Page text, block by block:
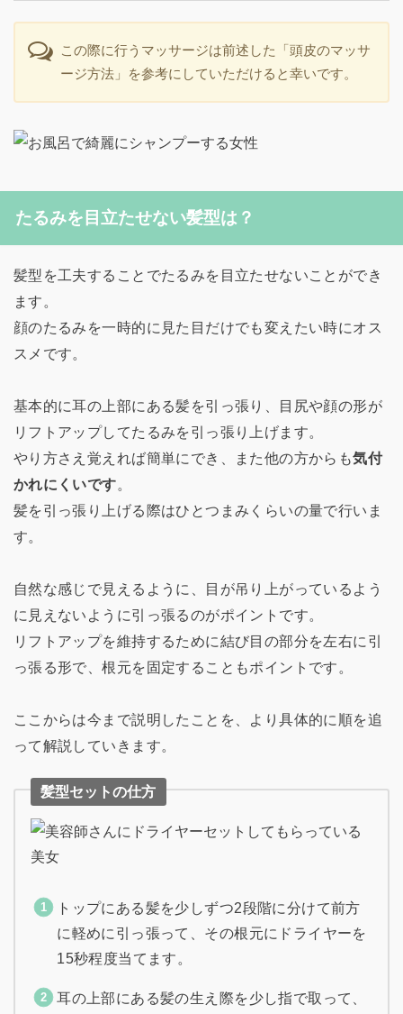
この際に行うマッサージは前述した「頭皮のマッサ
ージ方法」を参考にしていただけると幸いです。
たるみを目立たせない髪型は？
髪型を工夫することでたるみを目立たせないことができ
ます。
顔のたるみを一時的に見た目だけでも変えたい時にオス
スメです。
基本的に耳の上部にある髪を引っ張り、目尻や顔の形が
リフトアップしてたるみを引っ張り上げます。
やり方さえ覚えれば簡単にでき、また他の方からも気付
かれにくいです。
髪を引っ張り上げる際はひとつまみくらいの量で行いま
す。
自然な感じで見えるように、目が吊り上がっているよう
に見えないように引っ張るのがポイントです。
リフトアップを維持するために結び目の部分を左右に引
っ張る形で、根元を固定することもポイントです。
ここからは今まで説明したことを、より具体的に順を追
って解説していきます。
髪型セットの仕方
トップにある髪を少しずつ2段階に分けて前方
に軽めに引っ張って、その根元にドライヤーを
15秒程度当てます。
耳の上部にある髪の生え際を少し指で取って、